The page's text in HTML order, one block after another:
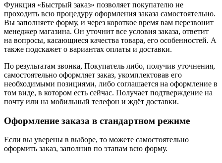
Функция «Быстрый заказ» позволяет покупателю не
проходить всю процедуру оформления заказа самостоятельно.
Вы заполняете форму, и через короткое время вам перезвонит
менеджер магазина. Он уточнит все условия заказа, ответит
на вопросы, касающиеся качества товара, его особенностей. А
также подскажет о вариантах оплаты и доставки.
По результатам звонка, Покупатель либо, получив уточнения,
самостоятельно оформляет заказ, укомплектовав его
необходимыми позициями, либо соглашается на оформление в
том виде, в котором есть сейчас. Получает подтверждение на
почту или на мобильный телефон и ждёт доставки.
Оформление заказа в стандартном режиме
Если вы уверены в выборе, то можете самостоятельно
оформить заказ, заполнив по этапам всю форму.